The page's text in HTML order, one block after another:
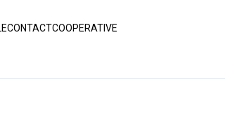
CONTACTCOOPERATIVE